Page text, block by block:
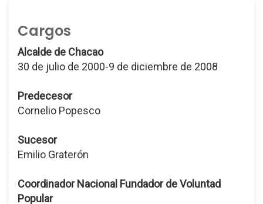
Cargos
Alcalde de Chacao
30 de julio de 2000-9 de diciembre de 2008
Predecesor
Cornelio Popesco
Sucesor
Emilio Graterón
Coordinador Nacional Fundador de Voluntad
Popular